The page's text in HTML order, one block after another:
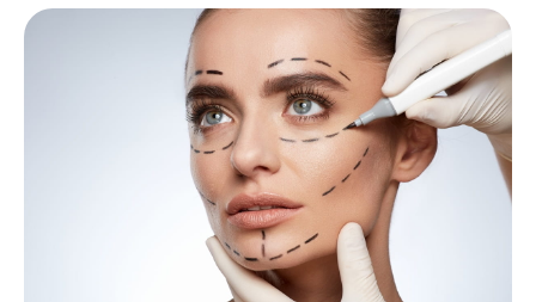
wargowej oraz okolicy pod nosem, a drugi pozwala
szybko dodać objętości, poprawić kontur i nawilżenie
bez operacji. Dlatego przed decyzją warto odpowiedzieć
sobie nie tylko na pytanie „jak bardzo”, ale też „w jaki
sposób” chcesz poprawić wygląd ust.